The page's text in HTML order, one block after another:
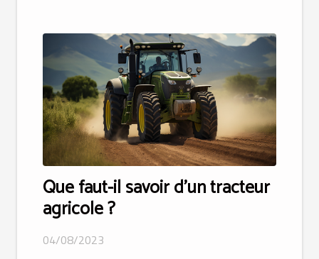
Que faut-il savoir d’un tracteur
agricole ?
04/08/2023